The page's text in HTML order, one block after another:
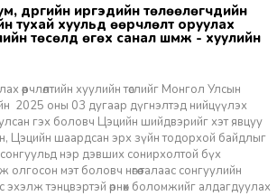
тухай хуульд өөрчлөлт оруулах
төсөлд өгөх санал шүүмж - хуулийн
хуулийн төслийг Монгол Улсын
2025 оны 03 дугаар дүгнэлтэд нийцүүлэх
гэх боловч Цэцийн шийдвэрийг хэт явцуу
Цэцийн шаардсан эрх зүйн тодорхой байдлыг
сонгуульд нэр дэвших сонирхолтой бүх
мэт боловч нөгөө талаас сонгуулийн
эхэлж тэнцвэртэй өрнөх боломжийг алдагдуулах